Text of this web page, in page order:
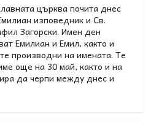
църква почита днес
изповедник и Св.
Загорски. Имен ден
Емилиан и Емил, както и
производни на имената. Те
още на 30 май, както и на
да черпи между днес и